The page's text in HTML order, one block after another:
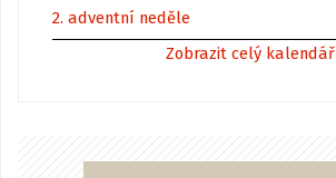
2. adventní neděle
Zobrazit celý kalendář